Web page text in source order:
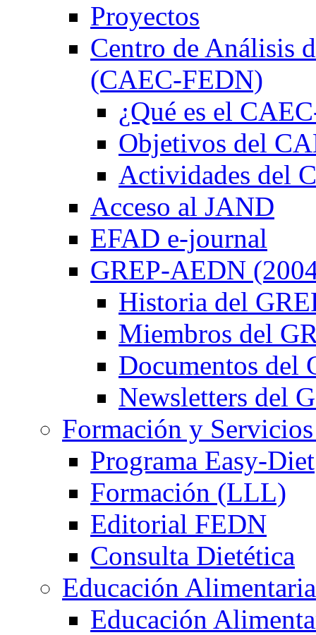
Proyectos
Centro de Análisis
(CAEC-FEDN)
¿Qué es el
Objetivos del
Actividades del
Acceso al JAND
EFAD e-journal
GREP-AEDN
Historia del
Miembros del
Documentos del
Newsletters del
Formación y
Programa Easy-Diet
Formación (LLL)
Editorial FEDN
Consulta Dietética
Educación Alimentaria
Educación